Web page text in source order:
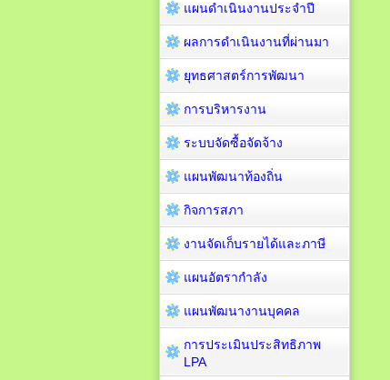
แผนดำเนินงานประจำปี
ผลการดำเนินงานที่ผ่านมา
ยุทธศาสตร์การพัฒนา
การบริหารงาน
ระบบจัดซื้อจัดจ้าง
แผนพัฒนาท้องถิ่น
กิจการสภา
งานจัดเก็บรายได้และภาษี
แผนอัตรากำลัง
แผนพัฒนางานบุคคล
การประเมินประสิทธิภาพ
LPA